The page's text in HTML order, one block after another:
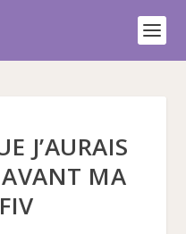
J’AURAIS
MA